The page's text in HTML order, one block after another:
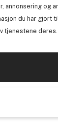
annonsering og
du har gjort
tjenestene deres.